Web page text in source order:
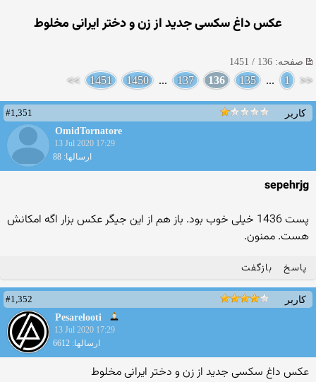
عکس داغ سکسی جدید از زن و دختر ایرانی مخلوط
صفحه: 136 / 1451
<<
1
...
135
136
137
...
1450
1451
>>
کاربر
#1,351
OmidTornatore
13 Jul 2020 17:29
ارسالها: 88
sepehrjg
پست 1436 خیلی خوب بود. باز هم از این جیگر عکس بزار اگه امکانش
هست. ممنون.
پاسخ بازگفت
کاربر
#1,352
Pesarelooti
13 Jul 2020 17:29
ارسالها: 6612
عکس داغ سکسی جدید از زن و دختر ایرانی مخلوط